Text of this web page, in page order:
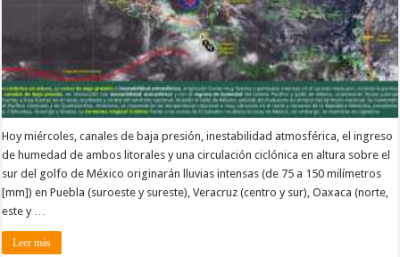
Hoy miércoles, canales de baja presión, inestabilidad atmosférica, el ingreso
de humedad de ambos litorales y una circulación ciclónica en altura sobre el
sur del golfo de México originarán lluvias intensas (de 75 a 150 milímetros
[mm]) en Puebla (suroeste y sureste), Veracruz (centro y sur), Oaxaca (norte,
este y …
Leer más